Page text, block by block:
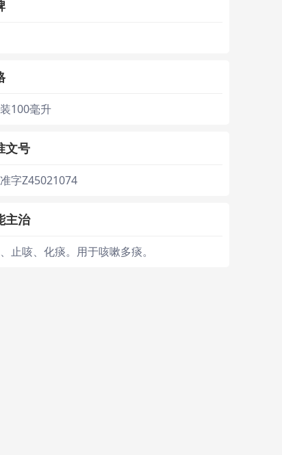
100毫升
文号
字Z45021074
主治
止咳、化痰。用于咳嗽多痰。